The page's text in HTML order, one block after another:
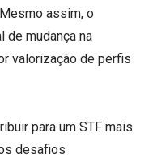
assim, o
de mudança na
valorização de perfis
para um STF mais
desafios